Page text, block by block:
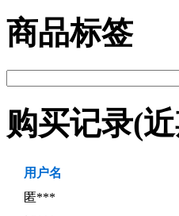
商品标签
购买记录(
用户名
匿***